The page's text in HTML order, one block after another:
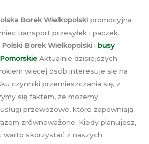
Borek Wielkopolski promocyjna
transport przesyłek i paczek.
Borek Wielkopolski i busy
Aktualnie dzisiejszych
więcej osób interesuje się na
czynniki przemieszczania się, z
się faktem, że możemy
przewozowe, które zapewniają
zrównoważone. Kiedy planujesz,
skorzystać z naszych